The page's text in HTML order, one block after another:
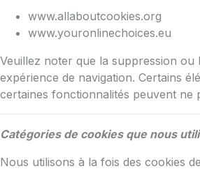
www.allaboutcookies.org
www.youronlinechoices.eu
Veuillez noter que la suppression
expérience de navigation. Certains
certaines fonctionnalités peuvent ne
Catégories de cookies que nous
Nous utilisons à la fois des cookies